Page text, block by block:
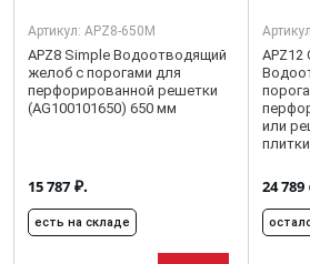
Артикул: APZ8-650M
APZ8 Simple Водоотводящий
желоб с порогами для
перфорированной решетки
(AG100101650) 650 мм
15 787 ₽.
есть на складе
APZ12
или
24 789